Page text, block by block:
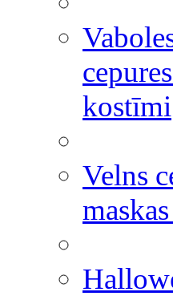
kostīmi
Velns